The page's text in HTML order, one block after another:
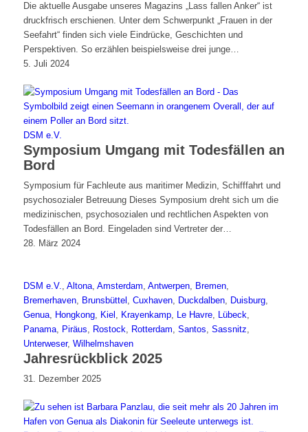
Die aktuelle Ausgabe unseres Magazins „Lass fallen Anker“ ist
druckfrisch erschienen. Unter dem Schwerpunkt „Frauen in der
Seefahrt“ finden sich viele Eindrücke, Geschichten und
Perspektiven. So erzählen beispielsweise drei junge…
5. Juli 2024
DSM e.V.
Symposium Umgang mit Todesfällen an
Bord
Symposium für Fachleute aus maritimer Medizin, Schifffahrt und
psychosozialer Betreuung Dieses Symposium dreht sich um die
medizinischen, psychosozialen und rechtlichen Aspekten von
Todesfällen an Bord. Eingeladen sind Vertreter der…
28. März 2024
DSM e.V., Altona, Amsterdam, Antwerpen, Bremen,
Bremerhaven, Brunsbüttel , Cuxhaven, Duckdalben, Duisburg,
Genua, Hongkong, Kiel , Krayenkamp, Le Havre, Lübeck,
Panama, Piräus, Rostock, Rotterdam, Santos, Sassnitz,
Unterweser, Wilhelmshaven
Jahresrückblick 2025
31. Dezember 2025